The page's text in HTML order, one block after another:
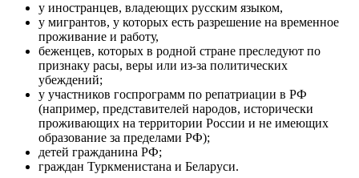
у иностранцев, владеющих русским языком,
у мигрантов, у которых есть разрешение на временное
проживание и работу,
беженцев, которых в родной стране преследуют по
признаку расы, веры или из-за политических
убеждений;
у участников госпрограмм по репатриации в РФ
(например, представителей народов, исторически
проживающих на территории России и не имеющих
образование за пределами РФ);
детей гражданина РФ;
граждан Туркменистана и Беларуси.